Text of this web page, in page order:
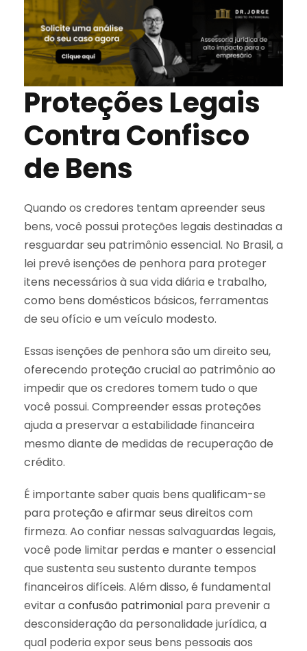
Proteções Legais
Contra Confisco
de Bens
Quando os credores tentam apreender seus
bens, você possui proteções legais destinadas a
resguardar seu patrimônio essencial. No Brasil, a
lei prevê isenções de penhora para proteger
itens necessários à sua vida diária e trabalho,
como bens domésticos básicos, ferramentas
de seu ofício e um veículo modesto.
Essas isenções de penhora são um direito seu,
oferecendo proteção crucial ao patrimônio ao
impedir que os credores tomem tudo o que
você possui. Compreender essas proteções
ajuda a preservar a estabilidade financeira
mesmo diante de medidas de recuperação de
crédito.
É importante saber quais bens qualificam-se
para proteção e afirmar seus direitos com
firmeza. Ao confiar nessas salvaguardas legais,
você pode limitar perdas e manter o essencial
que sustenta seu sustento durante tempos
financeiros difíceis. Além disso, é fundamental
evitar aconfusão patrimonial para prevenir a
desconsideração da personalidade jurídica, a
qual poderia expor seus bens pessoais aos